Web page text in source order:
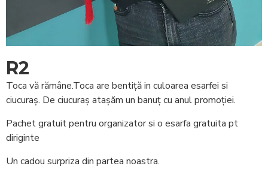
R2
Toca vă rămâne.Toca are bentiță in culoarea esarfei si
ciucuraș. De ciucuraș atașăm un banuț cu anul promoției.
Pachet gratuit pentru organizator si o esarfa gratuita pt
diriginte
Un cadou surpriza din partea noastra.